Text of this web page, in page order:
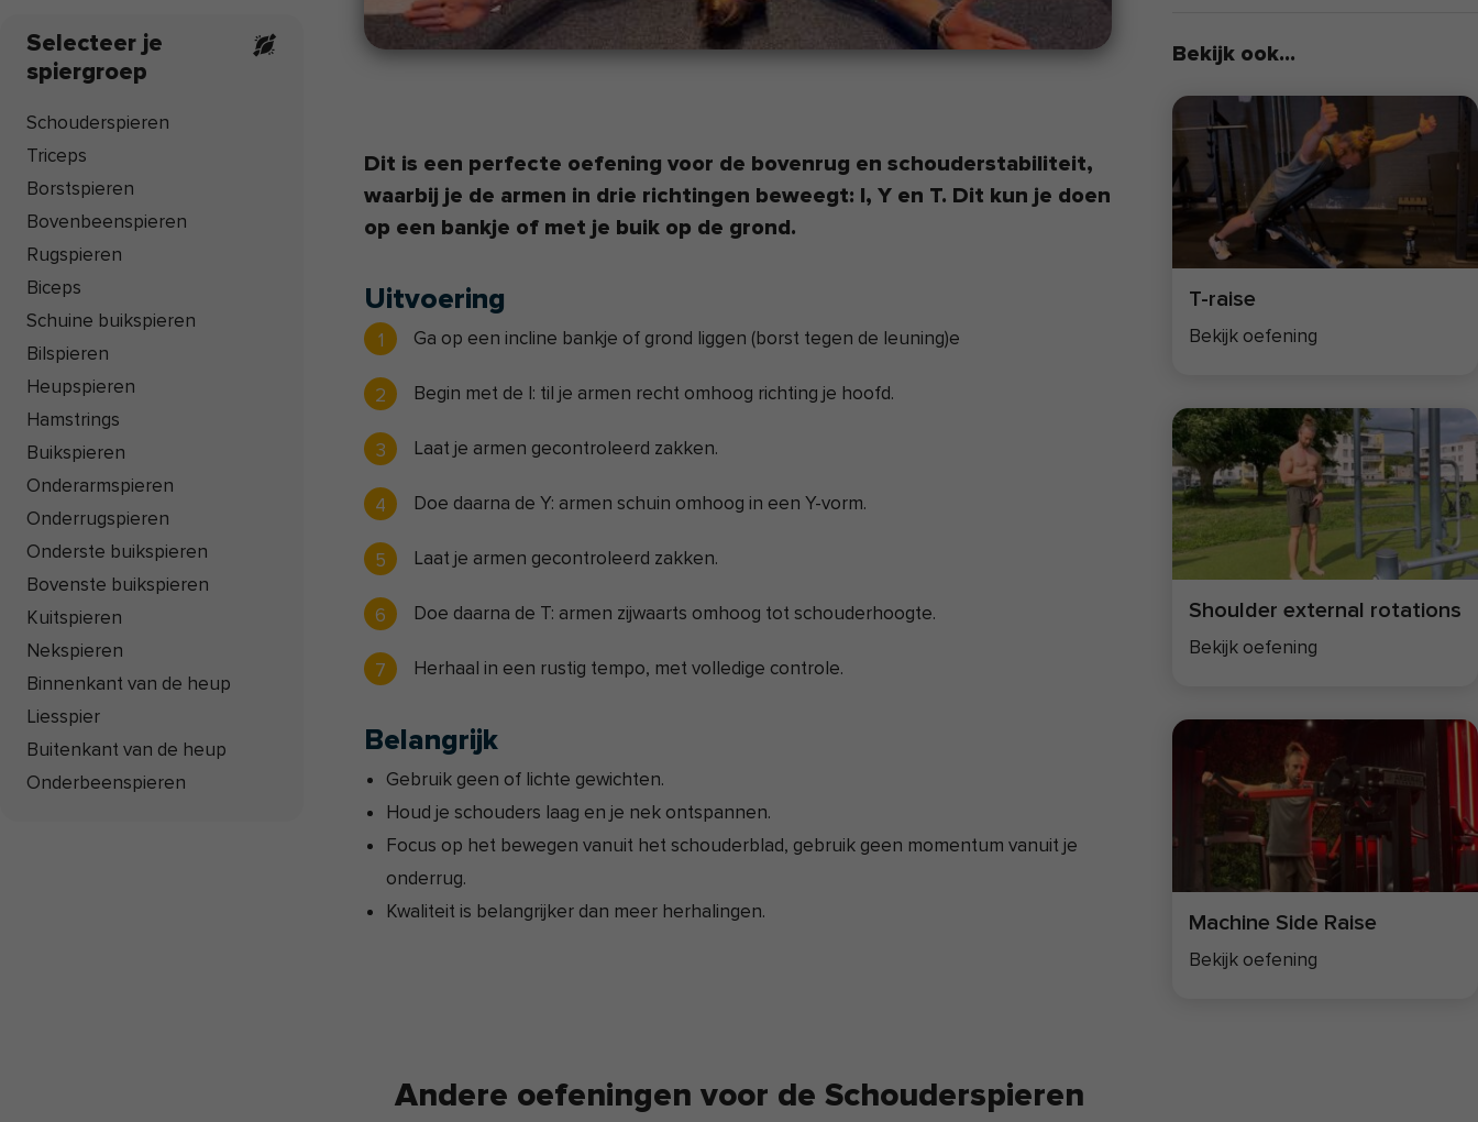
Selecteer je
spiergroep
Schouderspieren
Triceps
Borstspieren
Bovenbeenspieren
Rugspieren
Biceps
Schuine buikspieren
Bilspieren
Heupspieren
Hamstrings
Buikspieren
Onderarmspieren
Onderrugspieren
Onderste buikspieren
Bovenste buikspieren
Kuitspieren
Nekspieren
Binnenkant van de heup
Liesspier
Buitenkant van de heup
Onderbeenspieren
Dit is een perfecte oefening voor de bovenrug en schouderstabiliteit,
waarbij je de armen in drie richtingen beweegt: I, Y en T. Dit kun je doen
op een bankje of met je buik op de grond.
Uitvoering
Ga op een incline bankje of grond liggen (borst tegen de leuning)e
Begin met de I: til je armen recht omhoog richting je hoofd.
Laat je armen gecontroleerd zakken.
Doe daarna de Y: armen schuin omhoog in een Y-vorm.
Laat je armen gecontroleerd zakken.
Doe daarna de T: armen zijwaarts omhoog tot schouderhoogte.
Herhaal in een rustig tempo, met volledige controle.
Belangrijk
Gebruik geen of lichte gewichten.
Houd je schouders laag en je nek ontspannen.
Focus op het bewegen vanuit het schouderblad, gebruik geen momentum vanuit je
onderrug.
Kwaliteit is belangrijker dan meer herhalingen.
Bekijk ook...
T-raise
Bekijk oefening
Shoulder external rotations
Bekijk oefening
Machine Side Raise
Bekijk oefening
Andere oefeningen voor de Schouderspieren